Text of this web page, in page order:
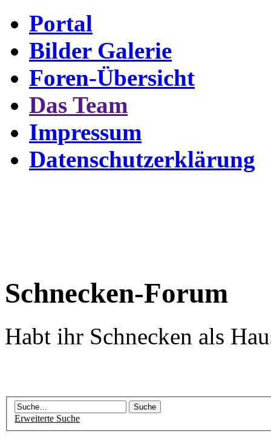
Portal
Bilder Galerie
Foren-Übersicht
Das Team
Impressum
Datenschutzerklärung
Schnecken-Forum
Habt ihr Schnecken als
Erweiterte Suche